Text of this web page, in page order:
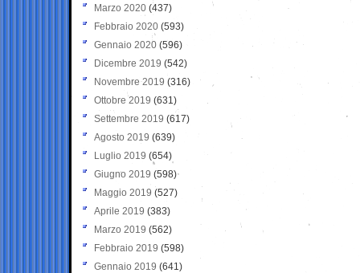
Marzo 2020 (437)
Febbraio 2020 (593)
Gennaio 2020 (596)
Dicembre 2019 (542)
Novembre 2019 (316)
Ottobre 2019 (631)
Settembre 2019 (617)
Agosto 2019 (639)
Luglio 2019 (654)
Giugno 2019 (598)
Maggio 2019 (527)
Aprile 2019 (383)
Marzo 2019 (562)
Febbraio 2019 (598)
Gennaio 2019 (641)